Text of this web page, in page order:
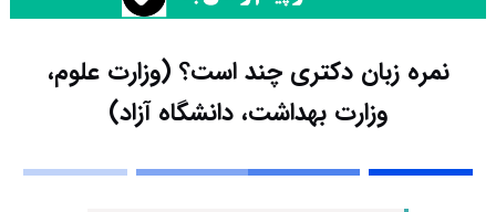
نمره زبان دکتری چند است؟ (وزارت علوم،
وزارت بهداشت، دانشگاه آزاد)